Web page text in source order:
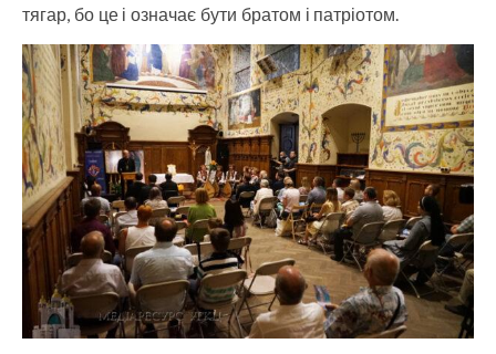
тягар, бо це і означає бути братом і патріотом.